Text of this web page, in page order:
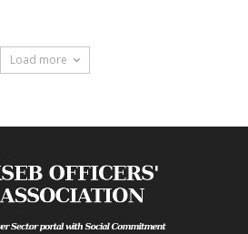
Load more